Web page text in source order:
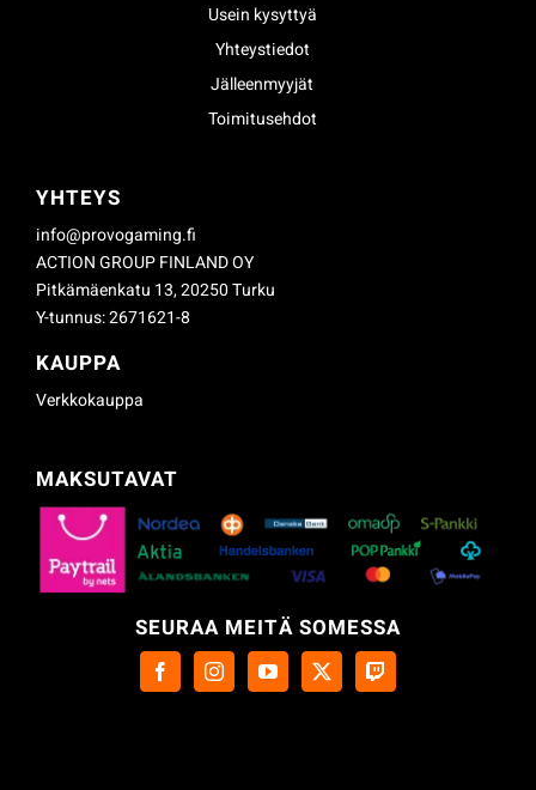
Usein kysyttyä
Yhteystiedot
Jälleenmyyjät
Toimitusehdot
YHTEYS
info@provogaming.fi
ACTION GROUP FINLAND OY
Pitkämäenkatu 13, 20250 Turku
Y-tunnus: 2671621-8
KAUPPA
Verkkokauppa
MAKSUTAVAT
SEURAA MEITÄ SOMESSA